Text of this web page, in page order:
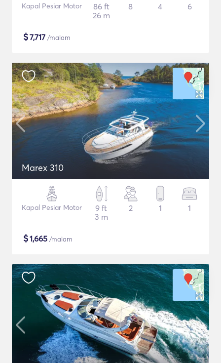
Kapal Pesiar Motor
86 ft
26 m
8 4 6
$7,717 /malam
Marex 310
Kapal Pesiar Motor
9 ft
3 m
2 1 1
$1,665 /malam